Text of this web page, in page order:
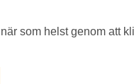
med smalare
Large
som helst genom att